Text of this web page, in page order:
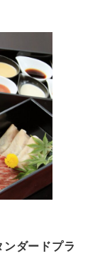
ンダードプラ